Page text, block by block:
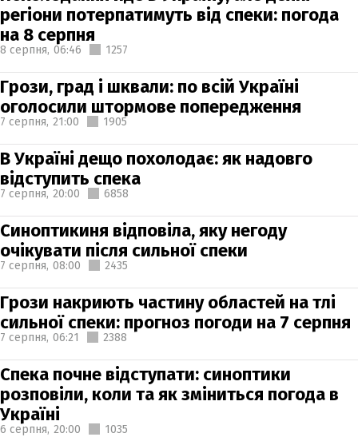
регіони потерпатимуть від спеки: погода
на 8 серпня
8 серпня, 06:46 1257
Грози, град і шквали: по всій Україні
оголосили штормове попередження
7 серпня, 21:00 1905
В Україні дещо похолодає: як надовго
відступить спека
7 серпня, 20:00 6858
Синоптикиня відповіла, яку негоду
очікувати після сильної спеки
7 серпня, 08:00 2435
Грози накриють частину областей на тлі
сильної спеки: прогноз погоди на 7 серпня
7 серпня, 06:21 2388
Спека почне відступати: синоптики
розповіли, коли та як зміниться погода в
Україні
6 серпня, 20:00 1035